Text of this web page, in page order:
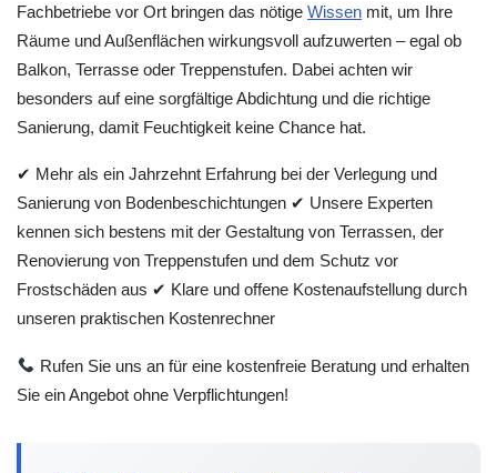
Fachbetriebe vor Ort bringen das nötige Wissen mit, um Ihre
Räume und Außenflächen wirkungsvoll aufzuwerten – egal ob
Balkon, Terrasse oder Treppenstufen. Dabei achten wir
besonders auf eine sorgfältige Abdichtung und die richtige
Sanierung, damit Feuchtigkeit keine Chance hat.
✔ Mehr als ein Jahrzehnt Erfahrung bei der Verlegung und
Sanierung von Bodenbeschichtungen ✔ Unsere Experten
kennen sich bestens mit der Gestaltung von Terrassen, der
Renovierung von Treppenstufen und dem Schutz vor
Frostschäden aus ✔ Klare und offene Kostenaufstellung durch
unseren praktischen Kostenrechner
Rufen Sie uns an für eine kostenfreie Beratung und erhalten
Sie ein Angebot ohne Verpflichtungen!